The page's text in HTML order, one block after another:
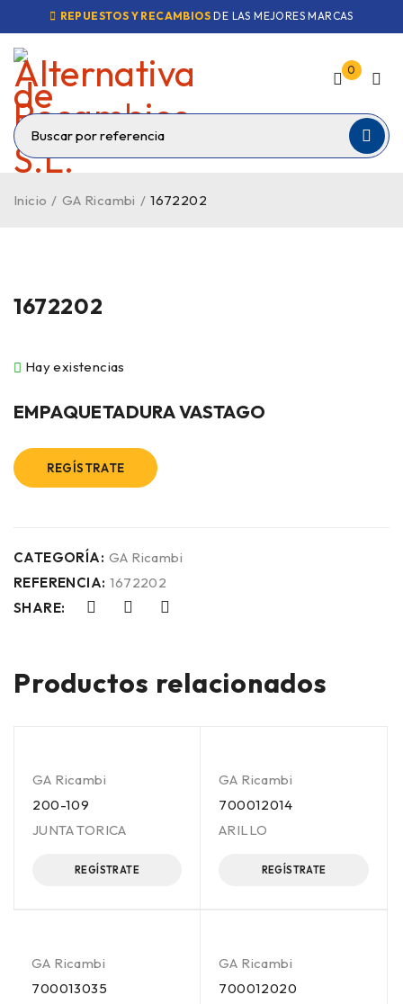
REPUESTOS Y RECAMBIOS DE LAS MEJORES MARCAS
0
Inicio / GA Ricambi / 1672202
1672202
Hay existencias
EMPAQUETADURA VASTAGO
REGÍSTRATE
CATEGORÍA: GA Ricambi
REFERENCIA: 1672202
SHARE:
Productos relacionados
GA Ricambi
200-109
JUNTA TORICA
REGÍSTRATE
GA Ricambi
700012014
ARILLO
REGÍSTRATE
GA Ricambi
700013035
GA Ricambi
700012020